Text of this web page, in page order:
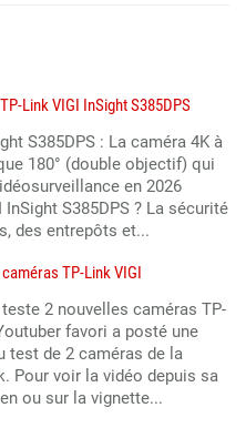
Link VIGI InSight S385DPS
S385DPS : La caméra 4K à
180° (double objectif) qui
en 2026
S385DPS ? La sécurité
des entrepôts et...
TP-Link VIGI
2 nouvelles caméras TP-
favori a posté une
test de 2 caméras de la
Pour voir la vidéo depuis sa
ou sur la vignette...